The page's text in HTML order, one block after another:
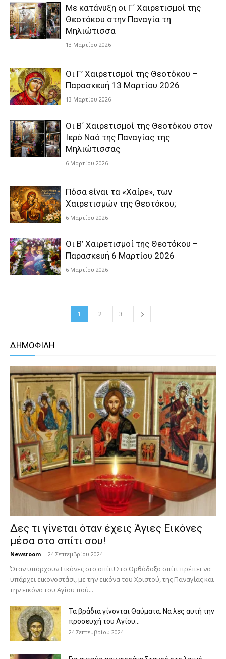
Με κατάνυξη οι Γ΄ Χαιρετισμοί της
Θεοτόκου στην Παναγία τη
Μηλιώτισσα
13 Μαρτίου 2026
Οι Γ’ Χαιρετισμοί της Θεοτόκου –
Παρασκευή 13 Μαρτίου 2026
13 Μαρτίου 2026
Οι Β΄ Χαιρετισμοί της Θεοτόκου στον
Ιερό Ναό της Παναγίας της
Μηλιώτισσας
6 Μαρτίου 2026
Πόσα είναι τα «Χαίρε», των
Χαιρετισμών της Θεοτόκου;
6 Μαρτίου 2026
Οι Β’ Χαιρετισμοί της Θεοτόκου –
Παρασκευή 6 Μαρτίου 2026
6 Μαρτίου 2026
1 2 3
ΔΗΜΟΦΙΛΗ
Δες τι γίνεται όταν έχεις Άγιες Εικόνες
μέσα στο σπίτι σου!
Newsroom - 24 Σεπτεμβρίου 2024
Όταν υπάρχουν Εικόνες στο σπίτι! Στο Ορθόδοξο σπίτι πρέπει να
υπάρχει εικονοστάσι, με την εικόνα του Χριστού, της Παν­αγίας και
την εικόνα του Αγίου πού...
Τα βράδια γίνονται Θαύματα: Να λες αυτή την
προσευχή του Αγίου...
24 Σεπτεμβρίου 2024